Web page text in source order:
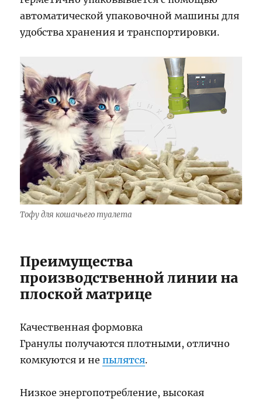
автоматической упаковочной машины для
удобства хранения и транспортировки.
Тофу для кошачьего туалета
Преимущества
производственной линии на
плоской матрице
Качественная формовка
Гранулы получаются плотными, отлично
комкуются и непылятся.
Низкое энергопотребление, высокая